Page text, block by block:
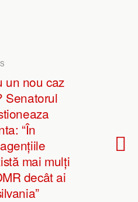
un nou caz
Senatorul
“În
mai mulți
decât ai